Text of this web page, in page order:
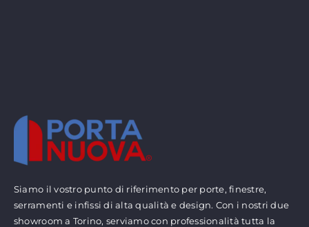
Siamo il vostro punto di riferimento per porte, finestre,
serramenti e infissi di alta qualità e design. Con i nostri due
showroom a Torino, serviamo con professionalità tutta la